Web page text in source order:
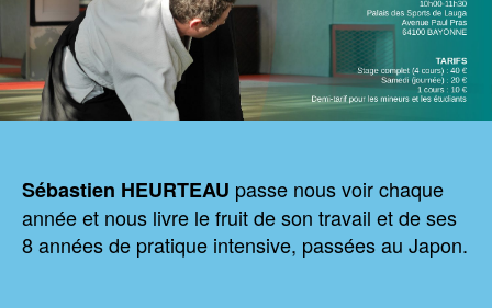
Sébastien HEURTEAU passe nous voir chaque
année et nous livre le fruit de son travail et de ses
8 années de pratique intensive, passées au Japon.